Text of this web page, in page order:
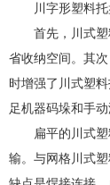
川字形塑料托
首先，川式塑
省收纳空间。其
时增强了川式塑
足机器码垛和手动
扁平的川式塑
输。与网格川式